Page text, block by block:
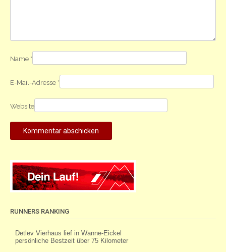
Name *
E-Mail-Adresse *
Website
RUNNERS RANKING